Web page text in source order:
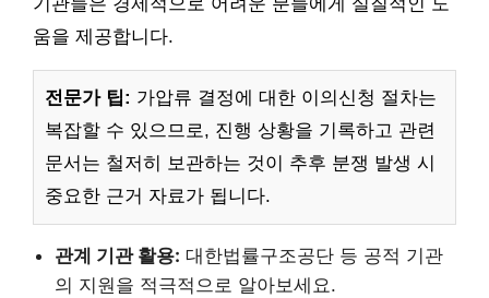
기관들은 경제적으로 어려운 분들에게 실질적인 도
움을 제공합니다.
전문가 팁: 가압류 결정에 대한 이의신청 절차는
복잡할 수 있으므로, 진행 상황을 기록하고 관련
문서는 철저히 보관하는 것이 추후 분쟁 발생 시
중요한 근거 자료가 됩니다.
관계 기관 활용: 대한법률구조공단 등 공적 기관
의 지원을 적극적으로 알아보세요.